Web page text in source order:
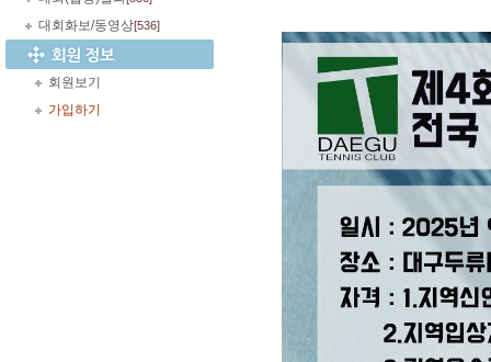
대회화보/동영상[536]
회원보기
가입하기